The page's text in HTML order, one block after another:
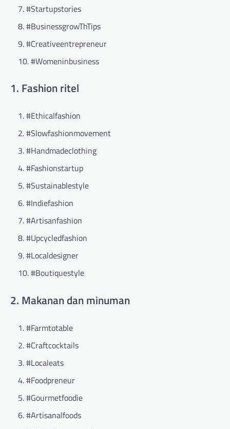
#Startupstories
#BusinessgrowThTips
#Creativeentrepreneur
#Womeninbusiness
1. Fashion ritel
#Ethicalfashion
#Slowfashionmovement
#Handmadeclothing
#Fashionstartup
#Sustainablestyle
#Indiefashion
#Artisanfashion
#Upcycledfashion
#Localdesigner
#Boutiquestyle
2. Makanan dan minuman
#Farmtotable
#Craftcocktails
#Localeats
#Foodpreneur
#Gourmetfoodie
#Artisanalfoods